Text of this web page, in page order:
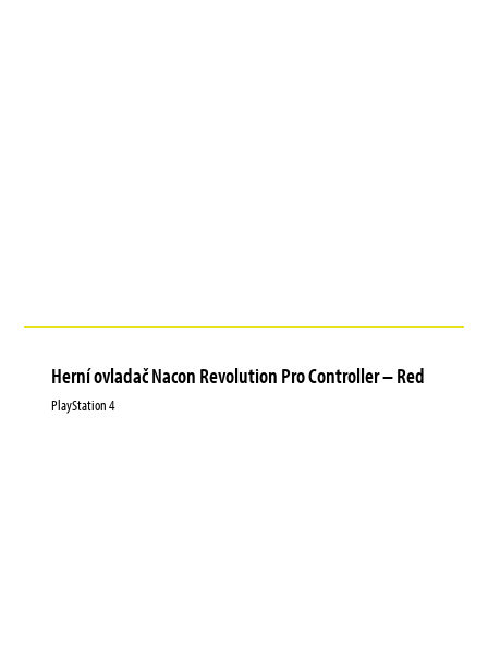
Herní ovladač Nacon Revolution Pro Controller – Red
PlayStation 4